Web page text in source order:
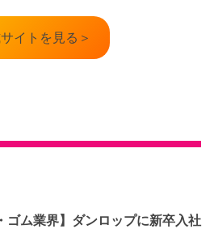
イトを見る＞
ゴム業界】ダンロップに新卒入社